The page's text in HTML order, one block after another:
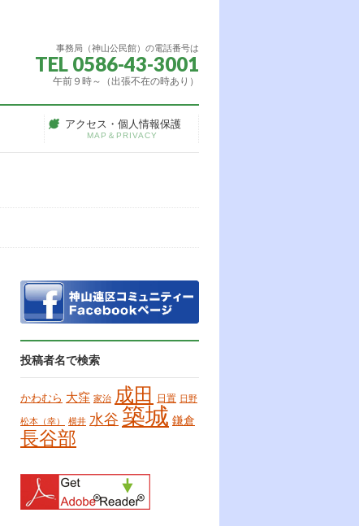
事務局（神山公民館）の電話番号は
TEL 0586-43-3001
午前９時～（出張不在の時あり）
アクセス・個人情報保護
MAP＆PRIVACY
投稿者名で検索
かわむら 大窪 家治 成田 日置 日野
松本（幸） 横井 水谷 築城 鎌倉
長谷部